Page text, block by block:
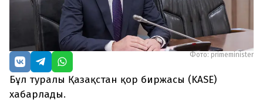
Фото: primeminister
Бұл туралы Қазақстан қор биржасы (KASE)
хабарлады.